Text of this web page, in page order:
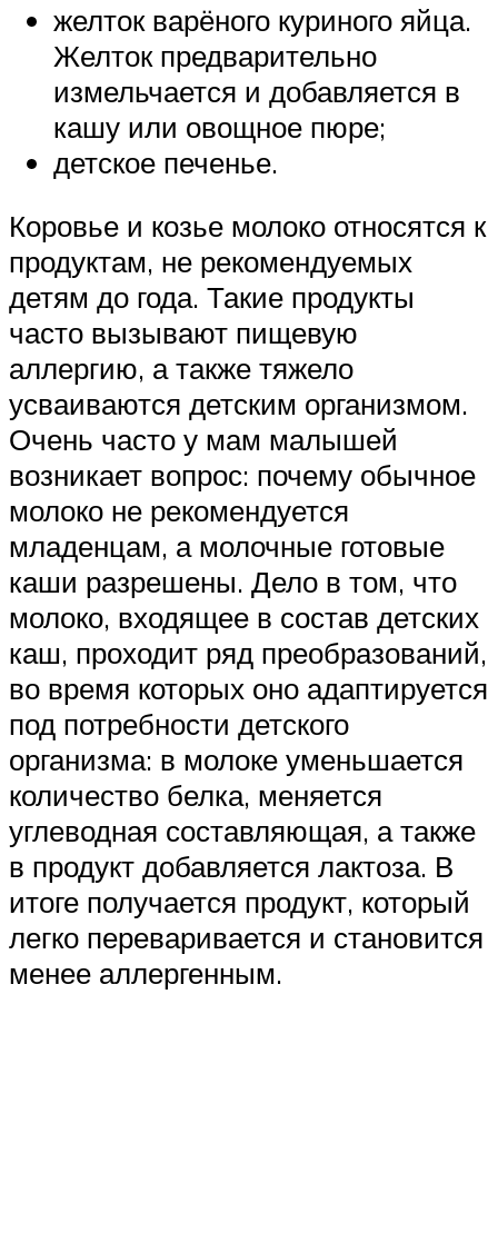
желток варёного куриного яйца.
Желток предварительно
измельчается и добавляется в
кашу или овощное пюре;
детское печенье.
Коровье и козье молоко относятся к
продуктам, не рекомендуемых
детям до года. Такие продукты
часто вызывают пищевую
аллергию, а также тяжело
усваиваются детским организмом.
Очень часто у мам малышей
возникает вопрос: почему обычное
молоко не рекомендуется
младенцам, а молочные готовые
каши разрешены. Дело в том, что
молоко, входящее в состав детских
каш, проходит ряд преобразований,
во время которых оно адаптируется
под потребности детского
организма: в молоке уменьшается
количество белка, меняется
углеводная составляющая, а также
в продукт добавляется лактоза. В
итоге получается продукт, который
легко переваривается и становится
менее аллергенным.